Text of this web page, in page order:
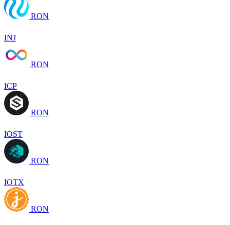
RON
INJ
RON
ICP
RON
IOST
RON
IOTX
RON